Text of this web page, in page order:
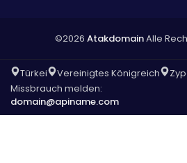
©2026 AtakdomainAlle
Türkei Vereinigtes Königreich
Missbrauch melden:
domain@apiname.com